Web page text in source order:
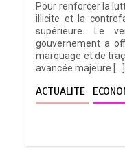
Pour renforcer la
illicite et la
supérieure. Le
gouvernement a
marquage et de
avancée majeure […]
ACTUALITE